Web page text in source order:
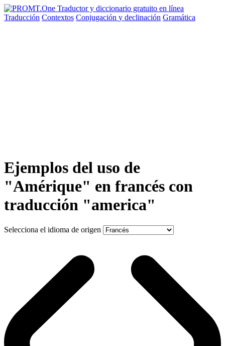
Traducción Contextos Conjugación y declinación Gramática
Ejemplos del uso de
"Amérique" en francés con
traducción "america"
Selecciona el idioma de origen